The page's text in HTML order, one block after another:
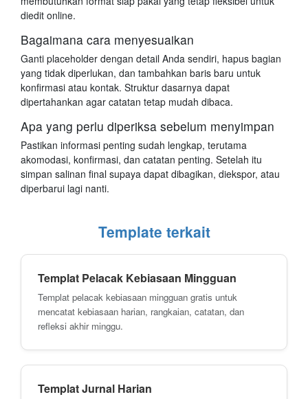
diedit online.
Bagaimana cara menyesuaikan
Ganti placeholder dengan detail Anda sendiri, hapus bagian
yang tidak diperlukan, dan tambahkan baris baru untuk
konfirmasi atau kontak. Struktur dasarnya dapat
dipertahankan agar catatan tetap mudah dibaca.
Apa yang perlu diperiksa sebelum menyimpan
Pastikan informasi penting sudah lengkap, terutama
akomodasi, konfirmasi, dan catatan penting. Setelah itu
simpan salinan final supaya dapat dibagikan, diekspor, atau
diperbarui lagi nanti.
Template terkait
Templat Pelacak Kebiasaan Mingguan
Templat pelacak kebiasaan mingguan gratis untuk
mencatat kebiasaan harian, rangkaian, catatan, dan
refleksi akhir minggu.
Templat Jurnal Harian